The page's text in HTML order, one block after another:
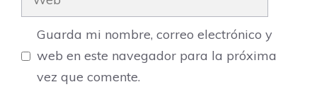
Guarda mi nombre, correo electrónico y
web en este navegador para la próxima
vez que comente.